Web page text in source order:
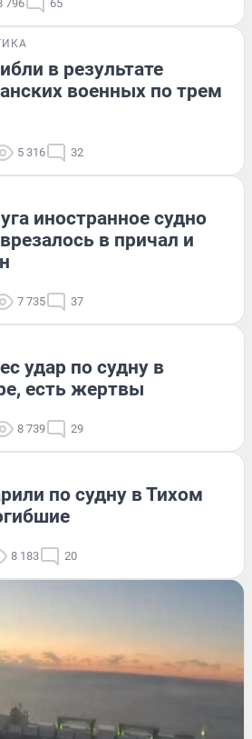
796 65
в результате
военных по трем
5 316 32
иностранное судно
в причал и
7 735 37
удар по судну в
есть жертвы
8 739 29
по судну в Тихом
8 183 20